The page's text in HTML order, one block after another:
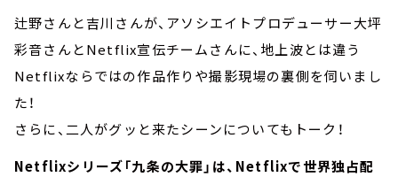
辻野さんと吉川さんが、アソシエイトプロデューサー大坪
彩音さんとNetflix宣伝チームさんに、地上波とは違う
Netflixならではの作品作りや撮影現場の裏側を伺いまし
た！
さらに、二人がグッと来たシーンについてもトーク！
Netflixシリーズ「九条の大罪」は、Netflixで世界独占配